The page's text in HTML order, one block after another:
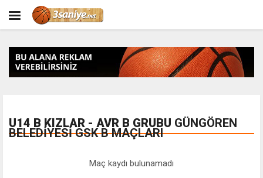
U14 B KIZLAR - AVR B GRUBU GÜNGÖREN
BELEDİYESİ GSK B MAÇLARI
Maç kaydı bulunamadı